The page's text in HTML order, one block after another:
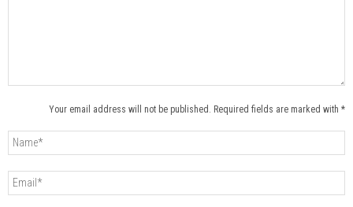
Your email address will not be published. Required fields are marked with *